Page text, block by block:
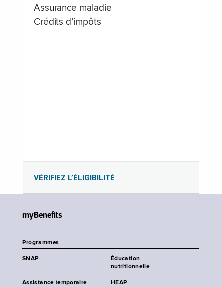
Assurance maladie
Crédits d’impôts
VÉRIFIEZ L’ÉLIGIBILITÉ
myBenefits
Programmes
SNAP
Éducation
nutritionnelle
Assistance temporaire HEAP